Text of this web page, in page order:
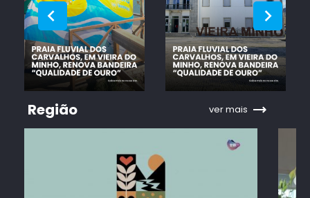
Região ver mais